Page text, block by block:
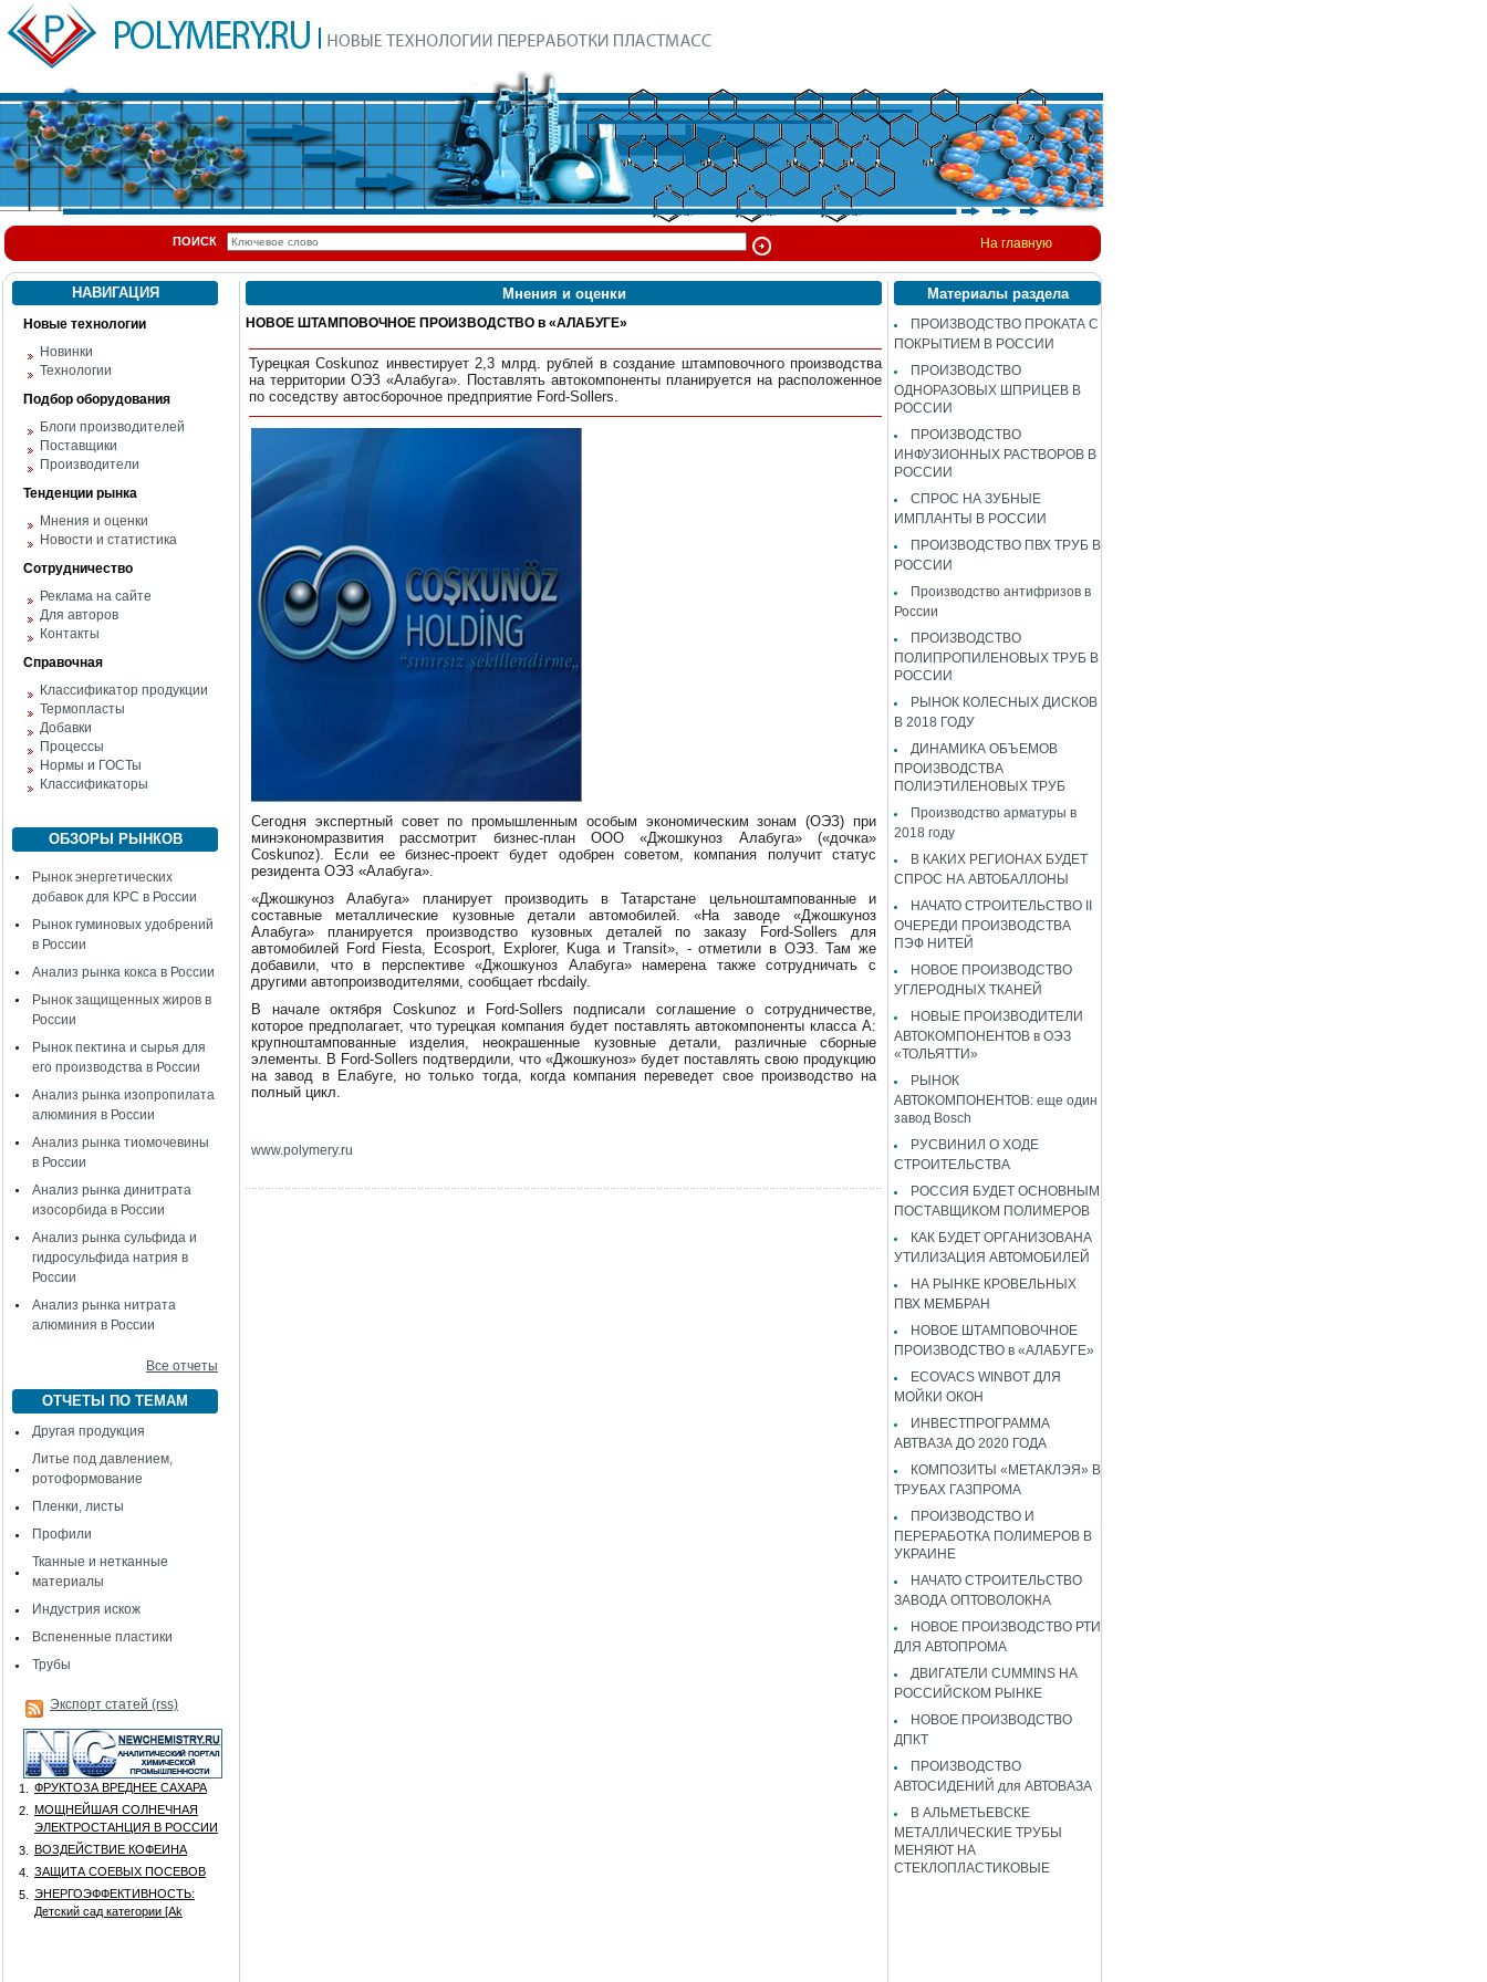
ПОИСК На главную
НАВИГАЦИЯ
Новые технологии
Новинки
Технологии
Подбор оборудования
Блоги производителей
Поставщики
Производители
Тенденции рынка
Мнения и оценки
Новости и статистика
Сотрудничество
Реклама на сайте
Для авторов
Контакты
Справочная
Классификатор продукции
Термопласты
Добавки
Процессы
Нормы и ГОСТы
Классификаторы
ОБЗОРЫ РЫНКОВ
Рынок энергетических
добавок для КРС в России
Рынок гуминовых удобрений
в России
Анализ рынка кокса в России
Рынок защищенных жиров в
России
Рынок пектина и сырья для
его производства в России
Анализ рынка изопропилата
алюминия в России
Анализ рынка тиомочевины
в России
Анализ рынка динитрата
изосорбида в России
Анализ рынка сульфида и
гидросульфида натрия в
России
Анализ рынка нитрата
алюминия в России
Все отчеты
ОТЧЕТЫ ПО ТЕМАМ
Другая продукция
Литье под давлением,
ротоформование
Пленки, листы
Профили
Тканные и нетканные
материалы
Индустрия искож
Вспененные пластики
Трубы
Экспорт статей (rss)
1.
ФРУКТОЗА ВРЕДНЕЕ САХАРА
2.
МОЩНЕЙШАЯ СОЛНЕЧНАЯ
ЭЛЕКТРОСТАНЦИЯ В РОССИИ
3.
ВОЗДЕЙСТВИЕ КОФЕИНА
4.
ЗАЩИТА СОЕВЫХ ПОСЕВОВ
5.
ЭНЕРГОЭФФЕКТИВНОСТЬ:
Детский сад категории [Аk
Мнения и оценки
НОВОЕ ШТАМПОВОЧНОЕ ПРОИЗВОДСТВО в «АЛАБУГЕ»
Турецкая Coskunoz инвестирует 2,3 млрд. рублей в создание штамповочного производства
на территории ОЭЗ «Алабуга». Поставлять автокомпоненты планируется на расположенное
по соседству автосборочное предприятие Ford-Sollers.
Сегодня экспертный совет по промышленным особым экономическим зонам (ОЭЗ) при
минэкономразвития рассмотрит бизнес-план ООО «Джошкуноз Алабуга» («дочка»
Coskunoz). Если ее бизнес-проект будет одобрен советом, компания получит статус
резидента ОЭЗ «Алабуга».
«Джошкуноз Алабуга» планирует производить в Татарстане цельноштампованные и
составные металлические кузовные детали автомобилей. «На заводе «Джошкуноз
Алабуга» планируется производство кузовных деталей по заказу Ford-Sollers для
автомобилей Ford Fiesta, Ecosport, Explorer, Kuga и Transit», - отметили в ОЭЗ. Там же
добавили, что в пер­спективе «Джошкуноз Алабуга» намерена также сотрудничать с
другими автопроизводителями, сообщает rbcdaily.
В начале октября Coskunoz и Ford-Sollers подписали соглашение о сотрудничестве,
которое предполагает, что турецкая компания будет поставлять автокомпоненты класса А:
крупноштампованные изделия, неокрашенные кузовные детали, различные сборные
элементы. В Ford-Sollers подтвердили, что «Джошкуноз» будет поставлять свою продукцию
на завод в Елабуге, но только тогда, когда компания переведет свое производство на
полный цикл.
www.polymery.ru
Материалы раздела
ПРОИЗВОДСТВО ПРОКАТА С
ПОКРЫТИЕМ В РОССИИ
ПРОИЗВОДСТВО
ОДНОРАЗОВЫХ ШПРИЦЕВ В
РОССИИ
ПРОИЗВОДСТВО
ИНФУЗИОННЫХ РАСТВОРОВ В
РОССИИ
СПРОС НА ЗУБНЫЕ
ИМПЛАНТЫ В РОССИИ
ПРОИЗВОДСТВО ПВХ ТРУБ В
РОССИИ
Производство антифризов в
России
ПРОИЗВОДСТВО
ПОЛИПРОПИЛЕНОВЫХ ТРУБ В
РОССИИ
РЫНОК КОЛЕСНЫХ ДИСКОВ
В 2018 ГОДУ
ДИНАМИКА ОБЪЕМОВ
ПРОИЗВОДСТВА
ПОЛИЭТИЛЕНОВЫХ ТРУБ
Производство арматуры в
2018 году
В КАКИХ РЕГИОНАХ БУДЕТ
СПРОС НА АВТОБАЛЛОНЫ
НАЧАТО СТРОИТЕЛЬСТВО II
ОЧЕРЕДИ ПРОИЗВОДСТВА
ПЭФ НИТЕЙ
НОВОЕ ПРОИЗВОДСТВО
УГЛЕРОДНЫХ ТКАНЕЙ
НОВЫЕ ПРОИЗВОДИТЕЛИ
АВТОКОМПОНЕНТОВ в ОЭЗ
«ТОЛЬЯТТИ»
РЫНОК
АВТОКОМПОНЕНТОВ: еще один
завод Bosch
РУСВИНИЛ О ХОДЕ
СТРОИТЕЛЬСТВА
РОССИЯ БУДЕТ ОСНОВНЫМ
ПОСТАВЩИКОМ ПОЛИМЕРОВ
КАК БУДЕТ ОРГАНИЗОВАНА
УТИЛИЗАЦИЯ АВТОМОБИЛЕЙ
НА РЫНКЕ КРОВЕЛЬНЫХ
ПВХ МЕМБРАН
НОВОЕ ШТАМПОВОЧНОЕ
ПРОИЗВОДСТВО в «АЛАБУГЕ»
ECOVACS WINBOT ДЛЯ
МОЙКИ ОКОН
ИНВЕСТПРОГРАММА
АВТВАЗА ДО 2020 ГОДА
КОМПОЗИТЫ «МЕТАКЛЭЯ» В
ТРУБАХ ГАЗПРОМА
ПРОИЗВОДСТВО И
ПЕРЕРАБОТКА ПОЛИМЕРОВ В
УКРАИНЕ
НАЧАТО СТРОИТЕЛЬСТВО
ЗАВОДА ОПТОВОЛОКНА
НОВОЕ ПРОИЗВОДСТВО РТИ
ДЛЯ АВТОПРОМА
ДВИГАТЕЛИ CUMMINS НА
РОССИЙСКОМ РЫНКЕ
НОВОЕ ПРОИЗВОДСТВО
ДПКТ
ПРОИЗВОДСТВО
АВТОСИДЕНИЙ для АВТОВАЗА
В АЛЬМЕТЬЕВСКЕ
МЕТАЛЛИЧЕСКИЕ ТРУБЫ
МЕНЯЮТ НА
СТЕКЛОПЛАСТИКОВЫЕ